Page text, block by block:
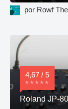
por Rowf
4,67 / 5
Roland JP-